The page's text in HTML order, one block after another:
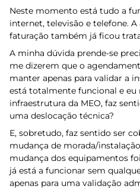
Neste momento está tudo a
internet, televisão e telefone.
faturação também já ficou
A minha dúvida prende-se
me dizerem que o
manter apenas para validar a
está totalmente funcional e eu
infraestrutura da MEO, faz
uma deslocação técnica?
E, sobretudo, faz sentido ser
mudança de morada/
mudança dos equipamentos
já está a funcionar sem
apenas para uma validação